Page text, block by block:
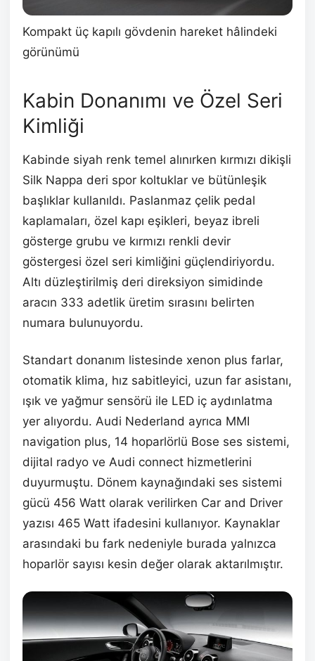
Kompakt üç kapılı gövdenin hareket hâlindeki
görünümü
Kabin Donanımı ve Özel Seri
Kimliği
Kabinde siyah renk temel alınırken kırmızı dikişli
Silk Nappa deri spor koltuklar ve bütünleşik
başlıklar kullanıldı. Paslanmaz çelik pedal
kaplamaları, özel kapı eşikleri, beyaz ibreli
gösterge grubu ve kırmızı renkli devir
göstergesi özel seri kimliğini güçlendiriyordu.
Altı düzleştirilmiş deri direksiyon simidinde
aracın 333 adetlik üretim sırasını belirten
numara bulunuyordu.
Standart donanım listesinde xenon plus farlar,
otomatik klima, hız sabitleyici, uzun far asistanı,
ışık ve yağmur sensörü ile LED iç aydınlatma
yer alıyordu. Audi Nederland ayrıca MMI
navigation plus, 14 hoparlörlü Bose ses sistemi,
dijital radyo ve Audi connect hizmetlerini
duyurmuştu. Dönem kaynağındaki ses sistemi
gücü 456 Watt olarak verilirken Car and Driver
yazısı 465 Watt ifadesini kullanıyor. Kaynaklar
arasındaki bu fark nedeniyle burada yalnızca
hoparlör sayısı kesin değer olarak aktarılmıştır.